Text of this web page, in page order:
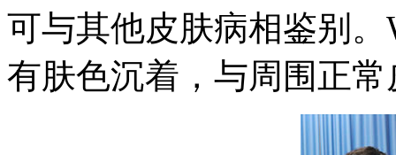
可与其他皮肤病相鉴别
有肤色沉着，与周围正